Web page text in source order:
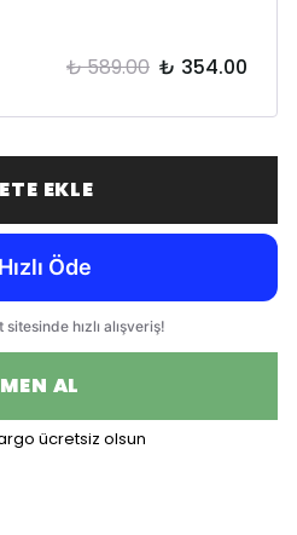
₺ 589.00 ₺ 354.00
EKLE
AL
ücretsiz olsun